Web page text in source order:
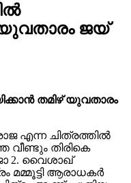
യുവതാരം ജയ്
തമിഴ് യുവതാരം
എന്ന ചിത്രത്തില്‍
വീണ്ടും തിരികെ
2. വൈശാഖ്
മമ്മൂട്ടി ആരാധകര്‍